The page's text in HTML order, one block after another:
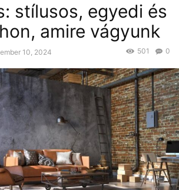
stílusos, egyedi és
amire vágyunk
10, 2024 0
501